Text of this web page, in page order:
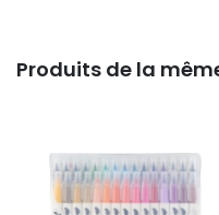
Produits de la